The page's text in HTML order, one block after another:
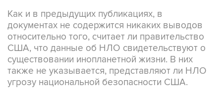
Как и в предыдущих публикациях, в
документах не содержится никаких выводов
относительно того, считает ли правительство
США, что данные об НЛО свидетельствуют о
существовании инопланетной жизни. В них
также не указывается, представляют ли НЛО
угрозу национальной безопасности США.